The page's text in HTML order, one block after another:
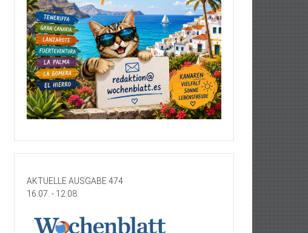
AKTUELLE AUSGABE 474
16.07. - 12.08.